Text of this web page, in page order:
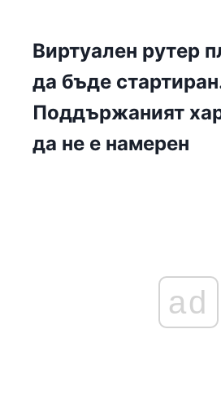
Виртуален рутер
да бъде
Поддържаният
да не е намерен
ad